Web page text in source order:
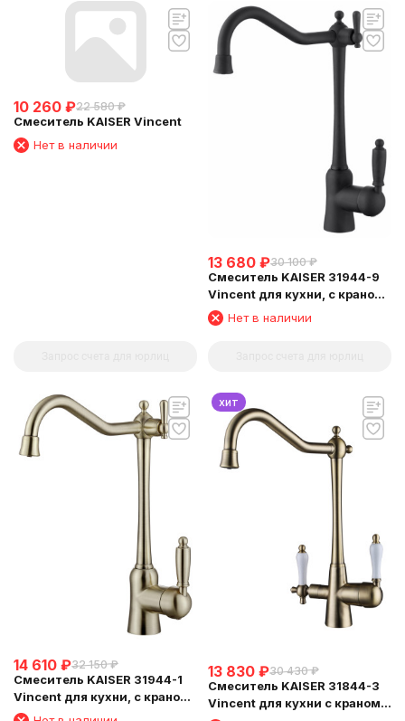
10 260 ₽22 580 ₽
Смеситель KAISER Vincent
Нет в наличии
13 680 ₽30 100 ₽
Смеситель KAISER 31944-9
Vincent для кухни, с краном
для питьевой воды, черный
матовый
Нет в наличии
14 610 ₽32 150 ₽
Смеситель KAISER 31944-1
Vincent для кухни, с краном
для питьевой воды,
хит
13 830 ₽30 430 ₽
Смеситель KAISER 31844-3
Vincent для кухни с краном